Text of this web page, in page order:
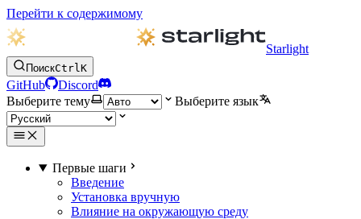
Перейти к содержимому
Starlight
ПоискCtrlK
GitHub
Discord
Выберите тему
Выберите язык
Первые шаги
Введение
Установка вручную
Влияние на окружающую среду